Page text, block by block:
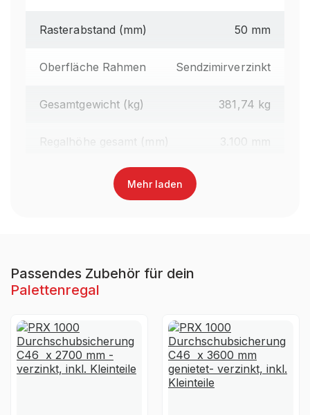
Rasterabstand (mm) 50 mm
Oberfläche Rahmen Sendzimirverzinkt
Gesamtgewicht (kg) 381,74 kg
Regalhöhe gesamt (mm) 3.100 mm
Traversenlänge (mm)
Material
UV-
Beständigkeit
Ja, jedoch nicht für die
dauerhafte Verwendung im
Außenbereich geeignet
Mehr laden
Passendes Zubehör für dein
Palettenregal